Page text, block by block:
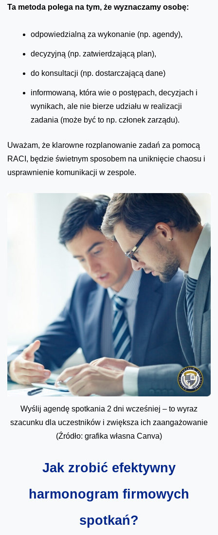
Ta metoda polega na tym, że wyznaczamy osobę:
odpowiedzialną za wykonanie (np. agendy),
decyzyjną (np. zatwierdzającą plan),
do konsultacji (np. dostarczającą dane)
informowaną, która wie o postępach, decyzjach i
wynikach, ale nie bierze udziału w realizacji
zadania (może być to np. członek zarządu).
Uważam, że klarowne rozplanowanie zadań za pomocą
RACI, będzie świetnym sposobem na uniknięcie chaosu i
usprawnienie komunikacji w zespole.
Wyślij agendę spotkania 2 dni wcześniej – to wyraz
szacunku dla uczestników i zwiększa ich zaangażowanie
(Źródło: grafika własna Canva)
Jak zrobić efektywny
harmonogram firmowych
spotkań?